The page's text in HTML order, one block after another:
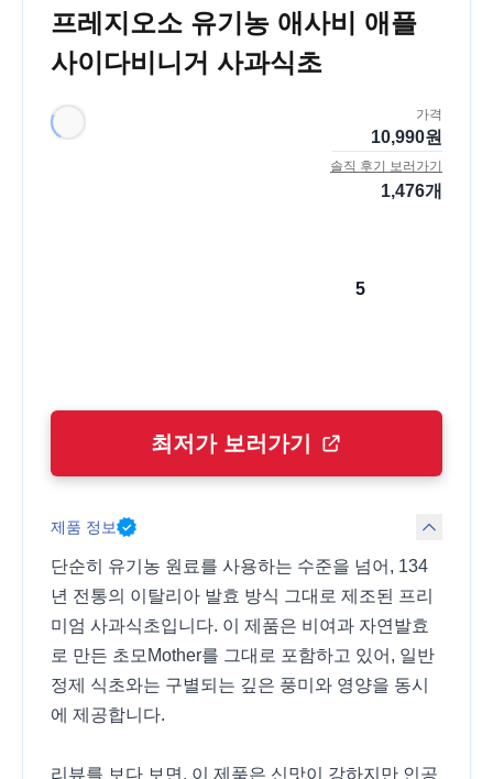
프레지오소 유기농 애사비 애플
사이다비니거 사과식초
가격
10,990원
솔직 후기 보러가기
1,476개
5
최저가 보러가기
제품 정보
단순히 유기농 원료를 사용하는 수준을 넘어, 134
년 전통의 이탈리아 발효 방식 그대로 제조된 프리
미엄 사과식초입니다. 이 제품은 비여과 자연발효
로 만든 초모Mother를 그대로 포함하고 있어, 일반
정제 식초와는 구별되는 깊은 풍미와 영양을 동시
에 제공합니다.
리뷰를 보다 보면, 이 제품은 신맛이 강하지만 인공